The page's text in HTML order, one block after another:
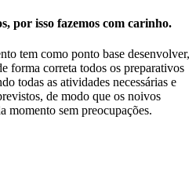
por isso fazemos com carinho.
tem como ponto base desenvolver,
forma correta todos os preparativos
todas as atividades necessárias e
de modo que os noivos
momento sem preocupações.